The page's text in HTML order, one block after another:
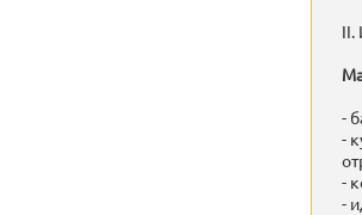
II.
-
-
-
-